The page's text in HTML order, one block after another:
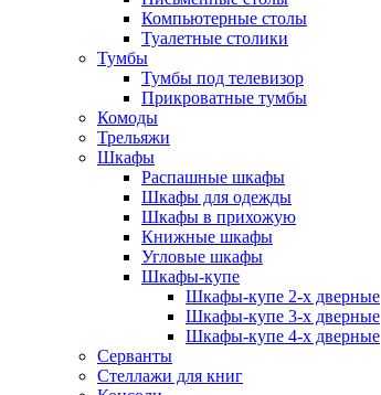
Компьютерные столы
Туалетные столики
Тумбы
Тумбы под телевизор
Прикроватные тумбы
Комоды
Трельяжи
Шкафы
Распашные шкафы
Шкафы для одежды
Шкафы в прихожую
Книжные шкафы
Угловые шкафы
Шкафы-купе
Шкафы-купе 2-x дверные
Шкафы-купе 3-х дверные
Шкафы-купе 4-х дверные
Серванты
Стеллажи для книг